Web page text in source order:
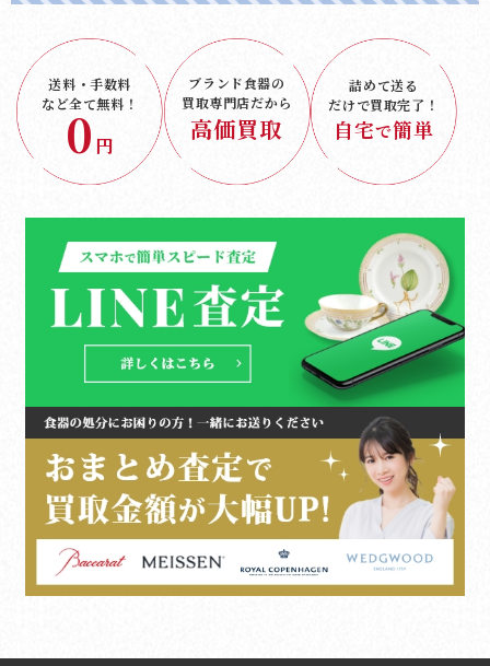
送料・手数料
など全て無料！
0 円
ブランド食器の
買取専門店だから
高価買取
詰めて送る
だけで買取完了！
自宅で簡単